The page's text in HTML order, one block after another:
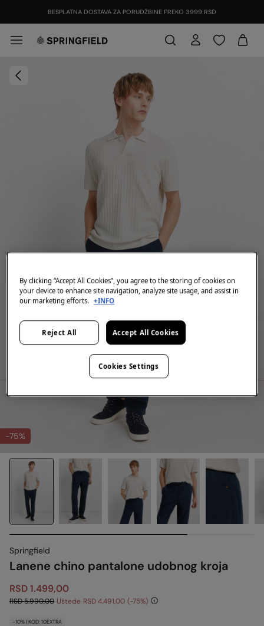
BESPLATNA DOSTAVA ZA PORUDŽBINE PREKO 3999 RSD
-75%
Springfield
Lanene chino pantalone udobnog kroja
RSD 1.499,00
RSD 5.990,00 Uštede RSD 4.491,00 75
-10% | KOD: 10EXTRA
By clicking “Accept All Cookies”, you agree to the storing of cookies on
your device to enhance site navigation, analyze site usage, and assist in
our marketing efforts. +INFO
Reject All Accept All Cookies
Cookies Settings